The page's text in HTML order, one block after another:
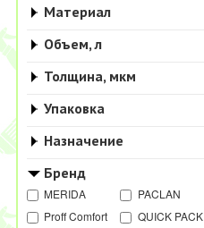
Материал
Объем, л
Толщина, мкм
Упаковка
Назначение
Бренд
MERIDA
PACLAN
Proff Comfort
QUICK PACK